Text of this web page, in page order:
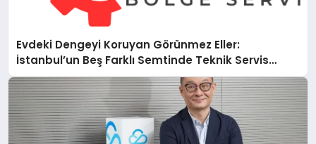
Evdeki Dengeyi Koruyan Görünmez Eller:
İstanbul’un Beş Farklı Semtinde Teknik Servis
Gerçeği